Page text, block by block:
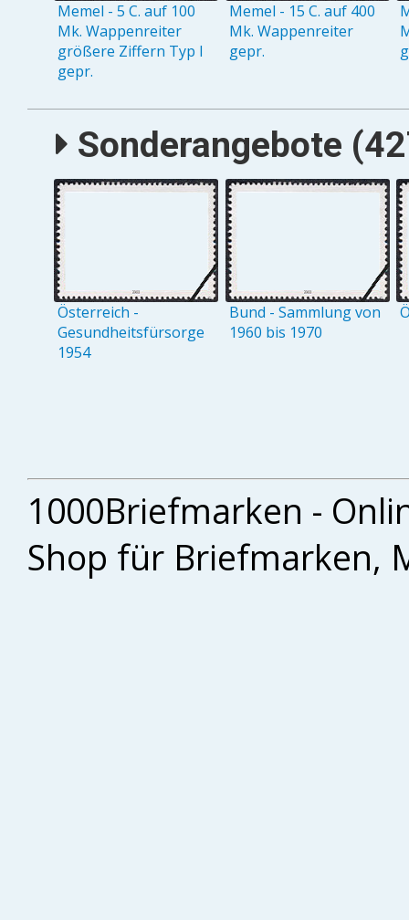
Memel - 5 C. auf 100
Mk. Wappenreiter
größere Ziffern Typ I
gepr.
Memel - 15 C. auf 400
Mk. Wappenreiter
gepr.
Sonderangebote
Österreich -
Gesundheitsfürsorge
1954
Bund - Sammlung von
1960 bis 1970
1000Briefmarken -
Shop für Briefmarken,